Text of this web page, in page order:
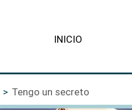
INICIO
Tengo un secreto